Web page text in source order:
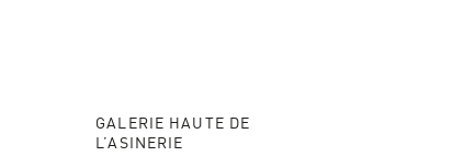
GALERIE HAUTE DE
L’ASINERIE